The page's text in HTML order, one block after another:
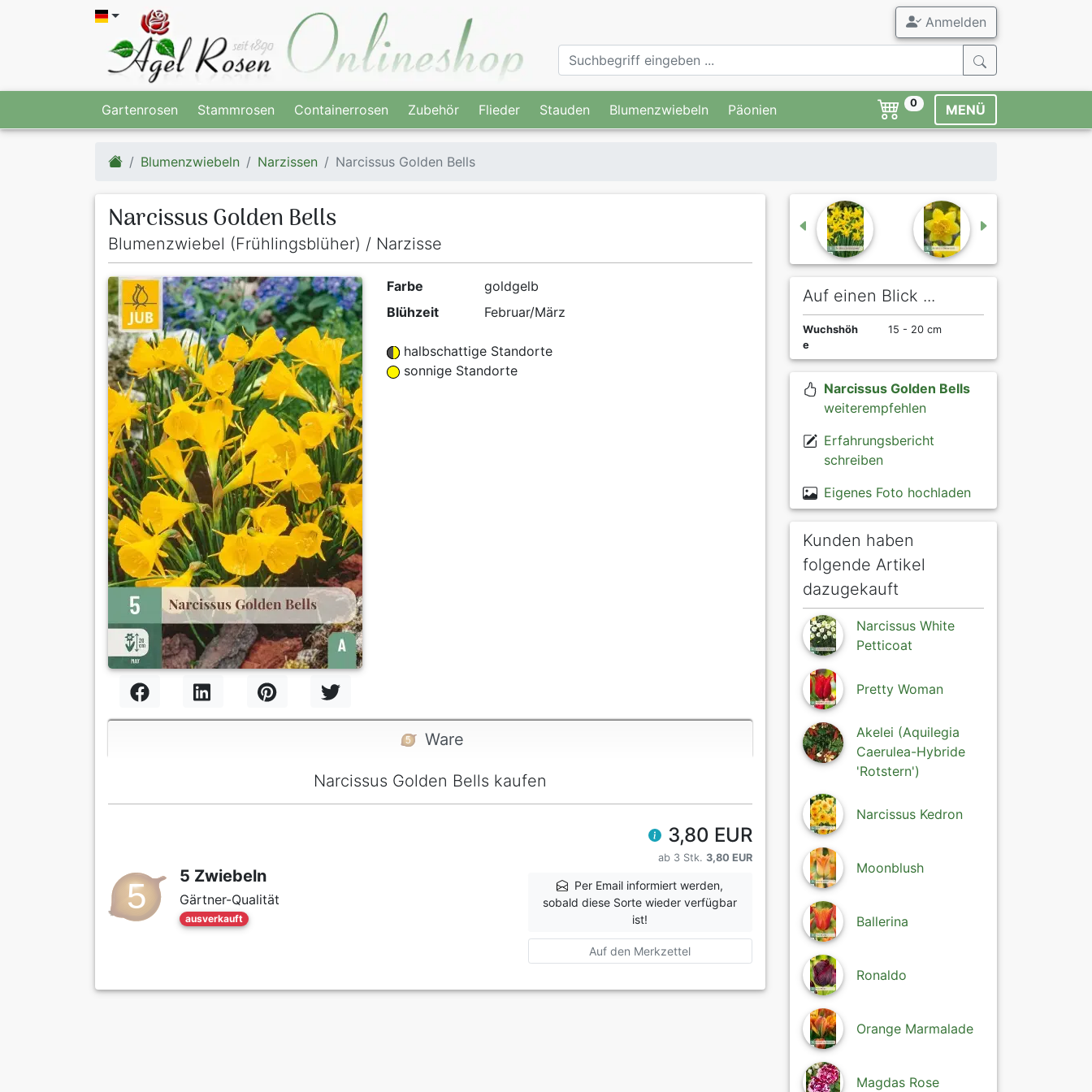
Anmelden
Gartenrosen Stammrosen Containerrosen Zubehör Flieder Stauden Blumenzwiebeln Päonien 0 MENÜ
Blumenzwiebeln Narzissen Narcissus Golden Bells
Narcissus Golden Bells
Blumenzwiebel (Frühlingsblüher) / Narzisse
Farbe
goldgelb
Blühzeit
Februar/März
halbschattige Standorte
sonnige Standorte
Ware
Narcissus Golden Bells kaufen
5 Zwiebeln
Gärtner-Qualität
ausverkauft
3,80 EUR
ab 3 Stk. 3,80 EUR
Per Email informiert werden,
sobald diese Sorte wieder verfügbar
ist!
Auf den Merkzettel
Auf einen Blick ...
Wuchshöh
e
15 - 20 cm
Narcissus Golden Bells
weiterempfehlen
Erfahrungsbericht
schreiben
Eigenes Foto hochladen
Kunden haben
folgende Artikel
dazugekauft
Narcissus White
Petticoat
Pretty Woman
Akelei (Aquilegia
Caerulea-Hybride
'Rotstern')
Narcissus Kedron
Moonblush
Ballerina
Ronaldo
Orange Marmalade
Magdas Rose